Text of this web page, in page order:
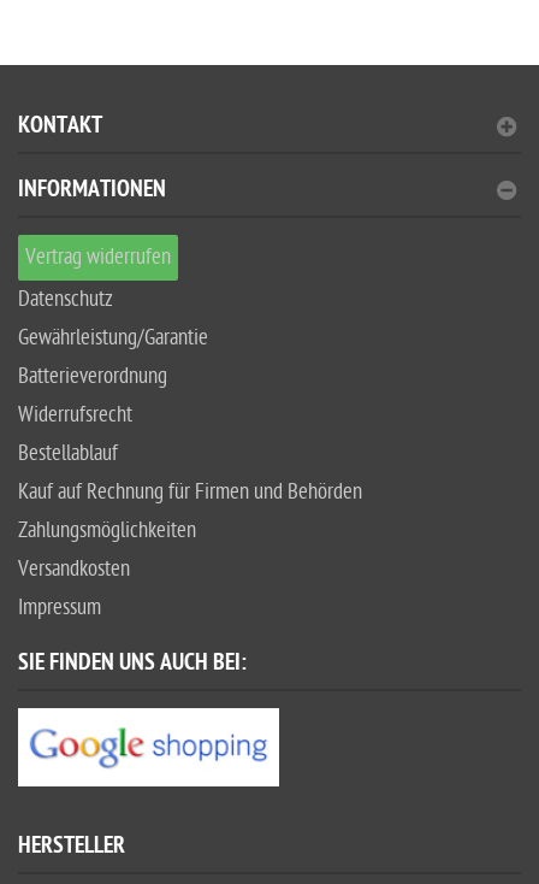
KONTAKT
INFORMATIONEN
Vertrag widerrufen
Datenschutz
Gewährleistung/Garantie
Batterieverordnung
Widerrufsrecht
Bestellablauf
Kauf auf Rechnung für Firmen und Behörden
Zahlungsmöglichkeiten
Versandkosten
Impressum
SIE FINDEN UNS AUCH BEI:
HERSTELLER